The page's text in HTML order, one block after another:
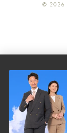
© 2026